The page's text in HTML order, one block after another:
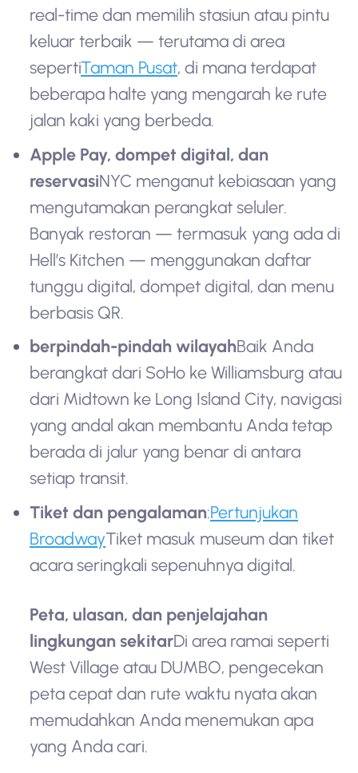
real-time dan memilih stasiun atau pintu
keluar terbaik — terutama di area
sepertiTaman Pusat, di mana terdapat
beberapa halte yang mengarah ke rute
jalan kaki yang berbeda.
Apple Pay, dompet digital, dan
reservasiNYC menganut kebiasaan yang
mengutamakan perangkat seluler.
Banyak restoran — termasuk yang ada di
Hell’s Kitchen — menggunakan daftar
tunggu digital, dompet digital, dan menu
berbasis QR.
berpindah-pindah wilayahBaik Anda
berangkat dari SoHo ke Williamsburg atau
dari Midtown ke Long Island City, navigasi
yang andal akan membantu Anda tetap
berada di jalur yang benar di antara
setiap transit.
Tiket dan pengalaman:Pertunjukan
BroadwayTiket masuk museum dan tiket
acara seringkali sepenuhnya digital.
Peta, ulasan, dan penjelajahan
lingkungan sekitarDi area ramai seperti
West Village atau DUMBO, pengecekan
peta cepat dan rute waktu nyata akan
memudahkan Anda menemukan apa
yang Anda cari.